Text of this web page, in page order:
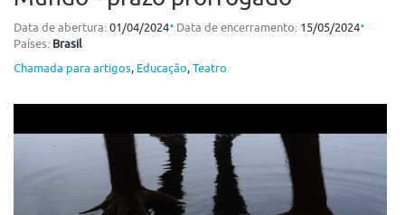
Data de abertura: 01/04/2024⋅ Data de encerramento: 15/05/2024⋅
Países: Brasil
Chamada para artigos, Educação, Teatro